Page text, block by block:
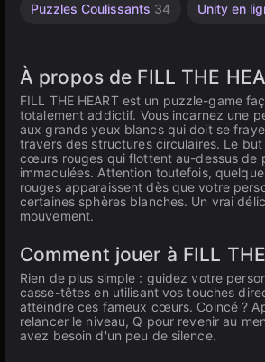
Puzzles Coulissants 34 Unity en
À propos de FILL THE
FILL THE HEART est un puzzle-game
totalement addictif. Vous incarnez une
aux grands yeux blancs qui doit se
travers des structures circulaires. Le
cœurs rouges qui flottent au-dessus de
immaculées. Attention toutefois,
rouges apparaissent dès que votre
certaines sphères blanches. Un vrai
mouvement.
Comment jouer à FILL
Rien de plus simple : guidez votre
casse-têtes en utilisant vos touches
atteindre ces fameux cœurs. Coincé ?
relancer le niveau, Q pour revenir au
avez besoin d'un peu de silence.